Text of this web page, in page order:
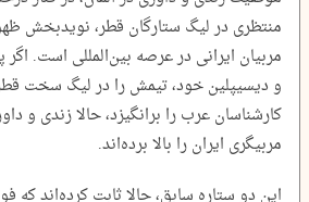
منتظری در لیگ ستارگان قطر، نویدبخش
مربیان ایرانی در عرصه بین‌المللی است.
و دیسیپلین خود، تیمش را در لیگ سخت
کارشناسان عرب را برانگیزد، حالا زندی و
مربیگری ایران را بالا برده‌اند.
این دو ستاره سابق، حالا ثابت کرده‌اند که